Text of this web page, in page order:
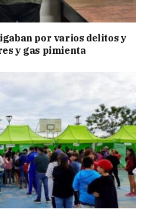
por varios delitos y
y gas pimienta